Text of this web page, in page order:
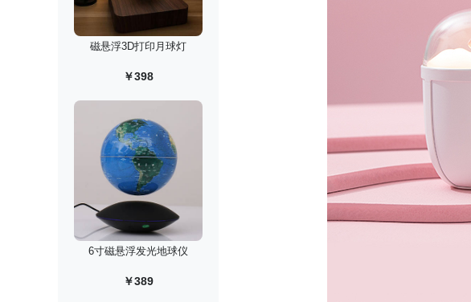
磁悬浮3D打印月球灯
￥398
6寸磁悬浮发光地球仪
￥389